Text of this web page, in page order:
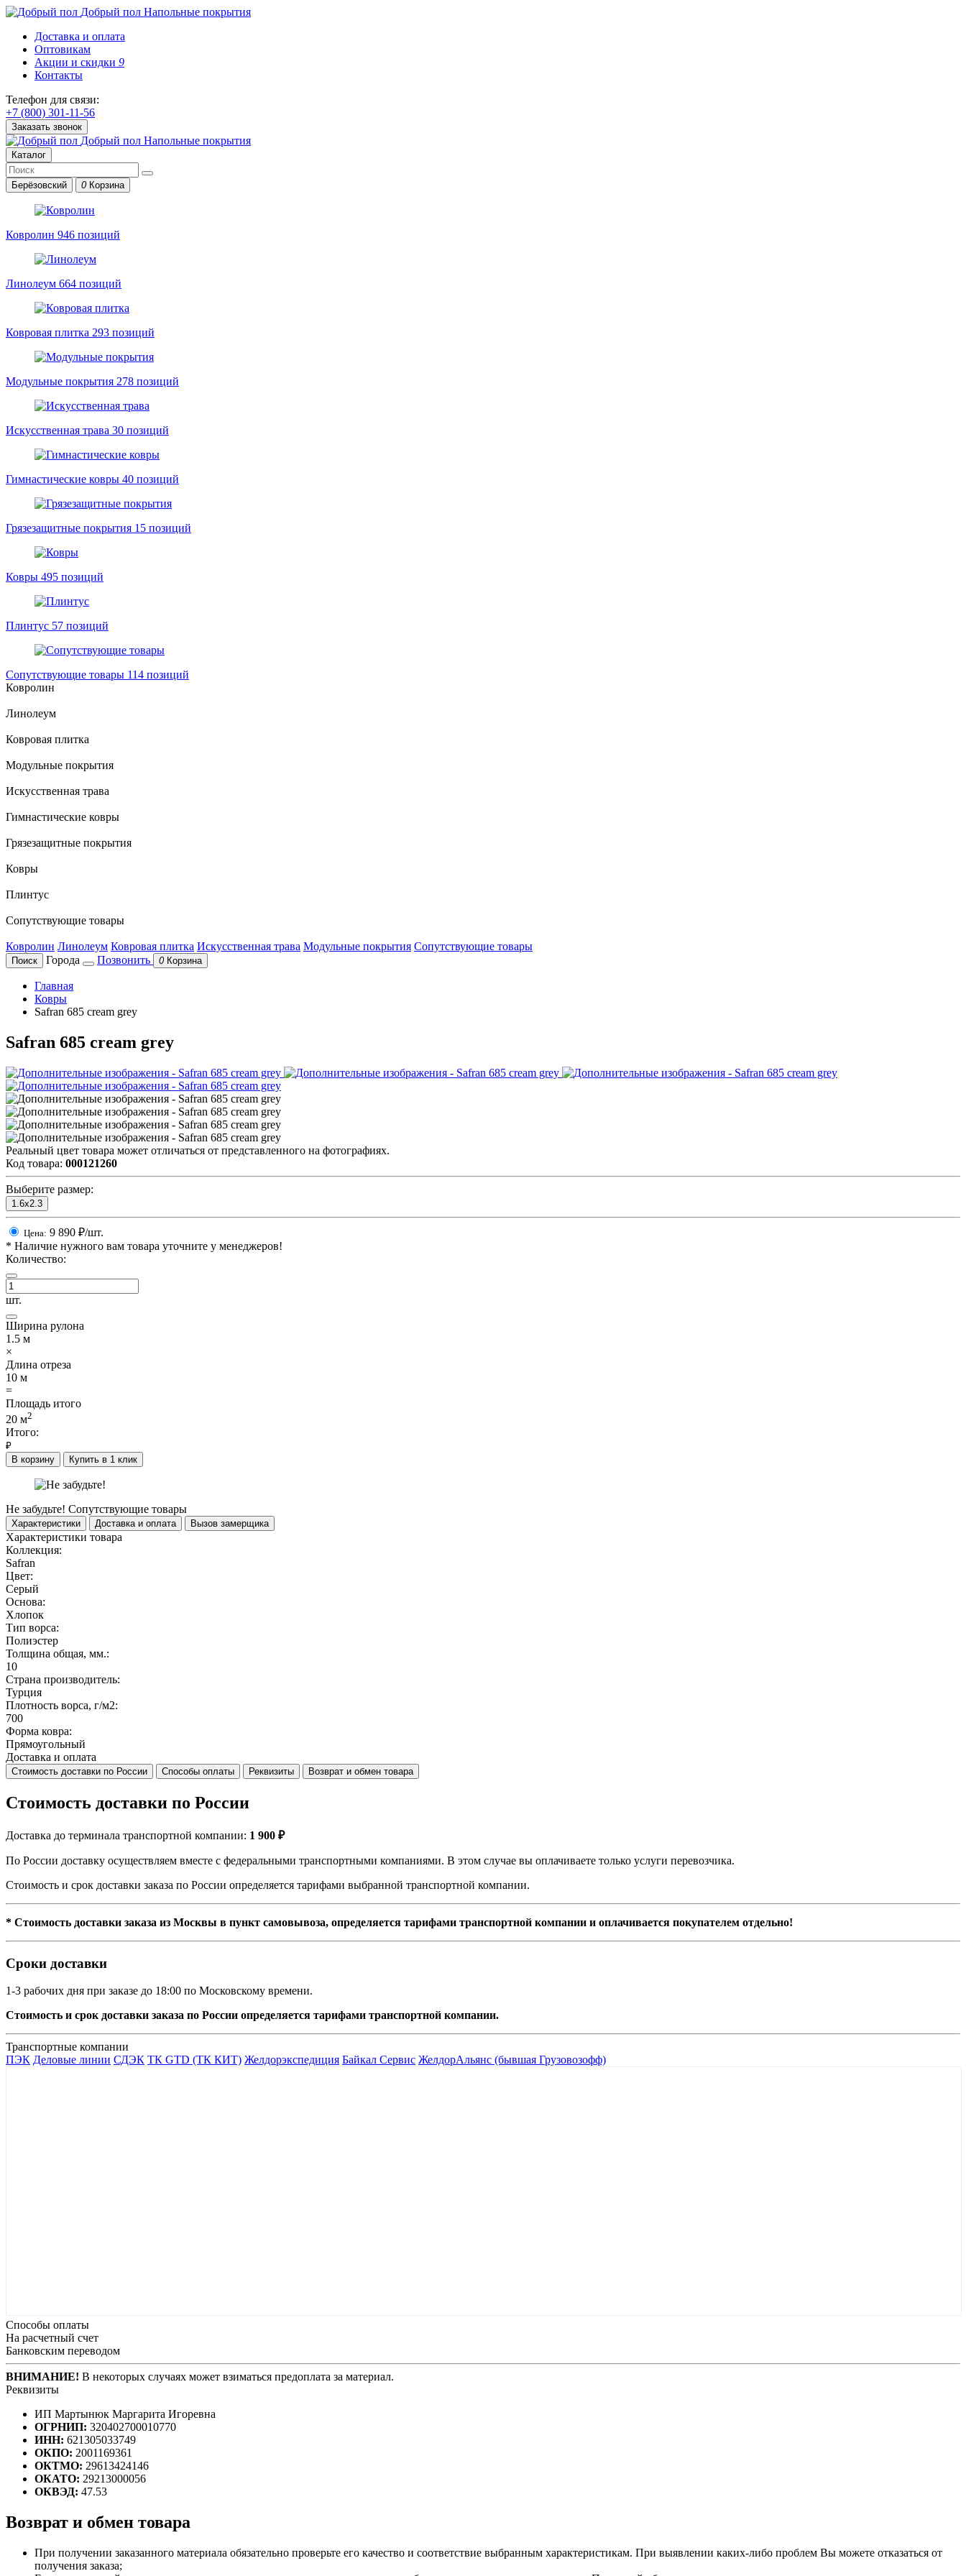
Добрый пол Напольные покрытия
Доставка и оплата
Оптовикам
Акции и скидки 9
Контакты
Телефон для связи:
+7 (800) 301-11-56
Заказать звонок
Добрый пол Напольные покрытия
Каталог
Берёзовский 0 Корзина
Ковролин 946 позиций
Линолеум 664 позиций
Ковровая плитка 293 позиций
Модульные покрытия 278 позиций
Искусственная трава 30 позиций
Гимнастические ковры 40 позиций
Грязезащитные покрытия 15 позиций
Ковры 495 позиций
Плинтус 57 позиций
Сопутствующие товары 114 позиций
Ковролин
Линолеум
Ковровая плитка
Модульные покрытия
Искусственная трава
Гимнастические ковры
Грязезащитные покрытия
Ковры
Плинтус
Сопутствующие товары
Ковролин Линолеум Ковровая плитка Искусственная трава Модульные покрытия Сопутствующие товары
Поиск Города Позвонить 0 Корзина
Главная
Ковры
Safran 685 cream grey
Safran 685 cream grey
Реальный цвет товара может отличаться от представленного на фотографиях.
Код товара: 000121260
Выберите размер:
1.6x2.3
Цена: 9 890 ₽/шт.
* Наличие нужного вам товара уточните у менеджеров!
Количество:
шт.
Ширина рулона
1.5 м
×
Длина отреза
10 м
=
Площадь итого
20 м2
Итого:
₽
В корзину
Купить в 1 клик
Не забудьте! Сопутствующие товары
Характеристики Доставка и оплата Вызов замерщика
Характеристики товара
Коллекция:
Safran
Цвет:
Серый
Основа:
Хлопок
Тип ворса:
Полиэстер
Толщина общая, мм.:
10
Страна производитель:
Турция
Плотность ворса, г/м2:
700
Форма ковра:
Прямоугольный
Доставка и оплата
Стоимость доставки по России Способы оплаты Реквизиты Возврат и обмен товара
Стоимость доставки по России
Доставка до терминала транспортной компании: 1 900 ₽
По России доставку осуществляем вместе с федеральными транспортными компаниями. В этом случае вы оплачиваете только услуги перевозчика.
Стоимость и срок доставки заказа по России определяется тарифами выбранной транспортной компании.
* Стоимость доставки заказа из Москвы в пункт самовывоза, определяется тарифами транспортной компании и оплачивается покупателем отдельно!
Сроки доставки
1-3 рабочих дня при заказе до 18:00 по Московскому времени.
Стоимость и срок доставки заказа по России определяется тарифами транспортной компании.
Транспортные компании
ПЭК Деловые линии СДЭК ТК GTD (ТК КИТ) Желдорэкспедиция Байкал Сервис ЖелдорАльянс (бывшая Грузовозофф)
Способы оплаты
На расчетный счет
Банковским переводом
ВНИМАНИЕ! В некоторых случаях может взиматься предоплата за материал.
Реквизиты
ИП Мартынюк Маргарита Игоревна
ОГРНИП: 320402700010770
ИНН: 621305033749
ОКПО: 2001169361
ОКТМО: 29613424146
ОКАТО: 29213000056
ОКВЭД: 47.53
Возврат и обмен товара
При получении заказанного материала обязательно проверьте его качество и соответствие выбранным характеристикам. При выявлении каких-либо проблем Вы можете отказаться от
получения заказа;